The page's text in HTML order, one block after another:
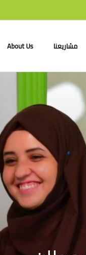
About Us مشاريعنا